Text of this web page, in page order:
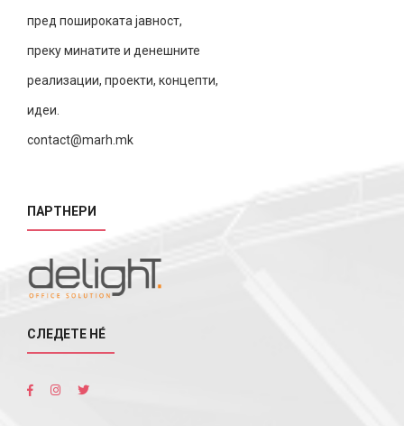
пред пошироката јавност,
преку минатите и денешните
реализации, проекти, концепти,
идеи.
contact@marh.mk
ПАРТНЕРИ
СЛЕДЕТЕ НÉ